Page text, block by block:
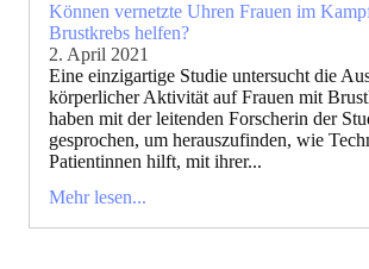
Können vernetzte Uhren Frauen im
Brustkrebs helfen?
2. April 2021
Eine einzigartige Studie untersucht die
körperlicher Aktivität auf Frauen mit
haben mit der leitenden Forscherin der
gesprochen, um herauszufinden, wie
Patientinnen hilft, mit ihrer...
Mehr lesen...